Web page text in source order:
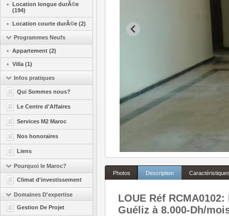
Location longue durÃ©e
(194)
Location courte durÃ©e (2)
Programmes Neufs
Appartement (2)
Villa (1)
Infos pratiques
Qui Sommes nous?
Le Centre d'Affaires
Services M2 Maroc
Nos honoraires
Liens
Pourquoi le Maroc?
Climat d'investissement
Domaines D'expertise
Gestion De Projet
Photos Description
LOUE Réf
Guéliz à 8.000-Dh/